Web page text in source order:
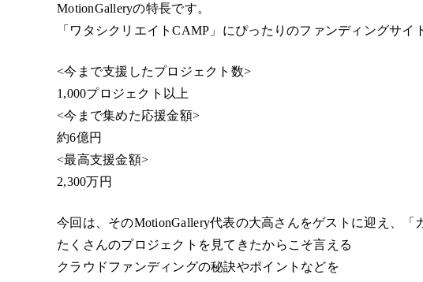
MotionGalleryの特長です。
「ワタシクリエイトCAMP」にぴったりのファンディングサイ
<今まで支援したプロジェクト数>
1,000プロジェクト以上
<今まで集めた応援金額>
約6億円
<最高支援金額>
2,300万円
今回は、そのMotionGallery代表の大高さんをゲストに迎え、「
たくさんのプロジェクトを見てきたからこそ言える
クラウドファンディングの秘訣やポイントなどを